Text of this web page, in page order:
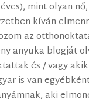
mint olyan
kíván
az
anyuka blogját
és / vagy
is van
aki